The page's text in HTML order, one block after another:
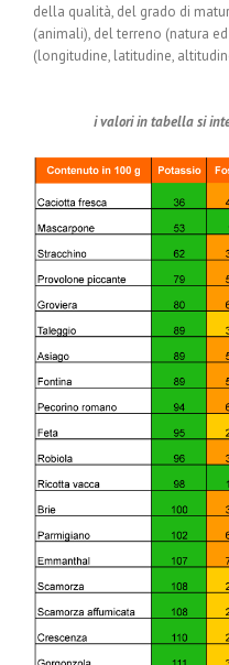
della qualità, del grado di
(animali), del terreno (natura
(longitudine, latitudine,
i valori in tabella si